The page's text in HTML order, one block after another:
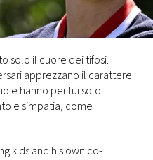
solo il cuore dei tifosi.
apprezzano il carattere
e hanno per lui solo
e simpatia, come
kids and his own co-